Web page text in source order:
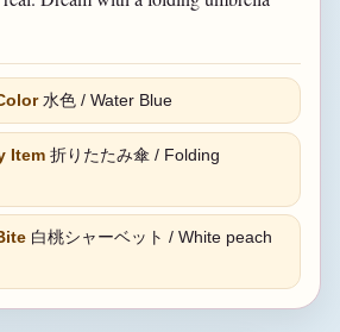
水色 / Water Blue
Item折りたたみ傘 / Folding
白桃シャーベット / White peach